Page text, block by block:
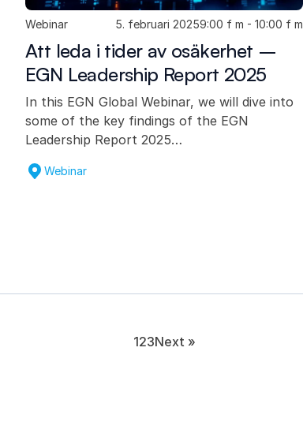
Webinar 5. februari 20259:00 f m - 10:00 f m
Att leda i tider av osäkerhet –
EGN Leadership Report 2025
In this EGN Global Webinar, we will dive into
some of the key findings of the EGN
Leadership Report 2025…
Webinar
123Next »